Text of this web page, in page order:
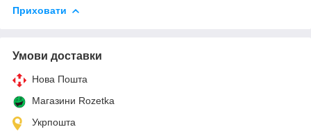
Приховати
Умови доставки
Нова Пошта
Магазини Rozetka
Укрпошта